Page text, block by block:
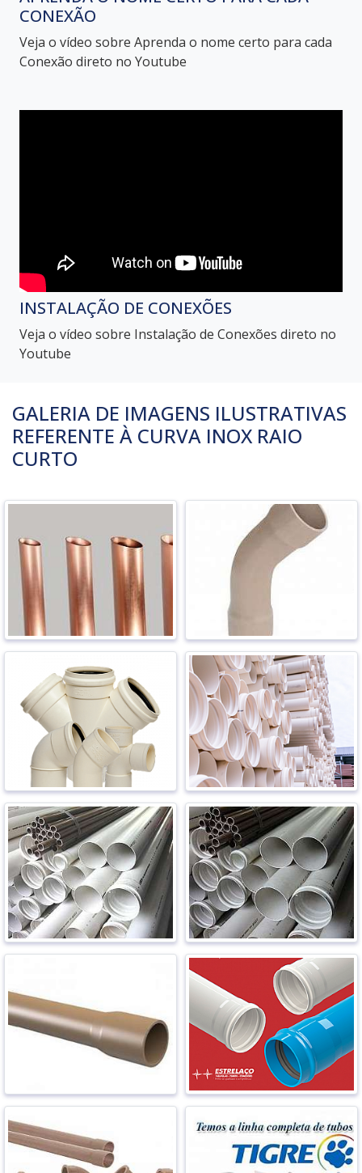
CONEXÃO
Veja o vídeo sobre Aprenda o nome certo para cada
Conexão direto no Youtube
INSTALAÇÃO DE CONEXÕES
Veja o vídeo sobre Instalação de Conexões direto no
Youtube
GALERIA DE IMAGENS ILUSTRATIVAS
REFERENTE À CURVA INOX RAIO
CURTO